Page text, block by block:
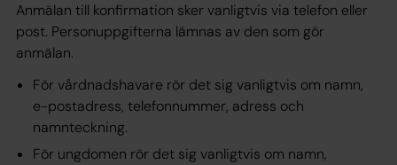
Anmälan till konfirmation sker vanligtvis via telefon eller
post. Personuppgifterna lämnas av den som gör
anmälan.
För vårdnadshavare rör det sig vanligtvis om namn,
e-postadress, telefonnummer, adress och
namnteckning.
För ungdomen rör det sig vanligtvis om namn,